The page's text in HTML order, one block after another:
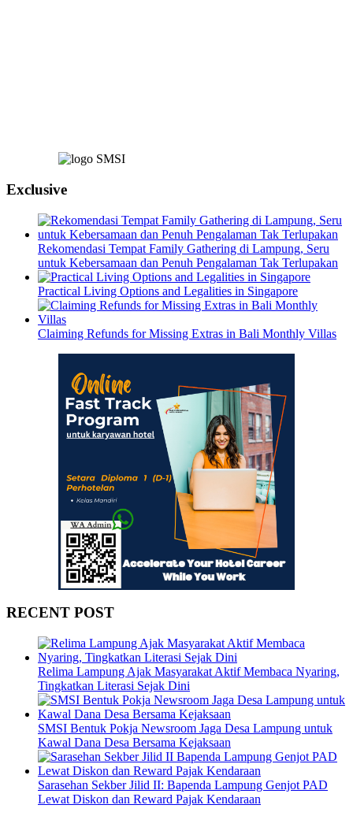
Exclusive
Rekomendasi Tempat Family Gathering di Lampung, Seru
untuk Kebersamaan dan Penuh Pengalaman Tak Terlupakan
Practical Living Options and Legalities in Singapore
Claiming Refunds for Missing Extras in Bali Monthly Villas
RECENT POST
Relima Lampung Ajak Masyarakat Aktif Membaca Nyaring,
Tingkatkan Literasi Sejak Dini
SMSI Bentuk Pokja Newsroom Jaga Desa Lampung untuk
Kawal Dana Desa Bersama Kejaksaan
Sarasehan Sekber Jilid II: Bapenda Lampung Genjot PAD
Lewat Diskon dan Reward Pajak Kendaraan